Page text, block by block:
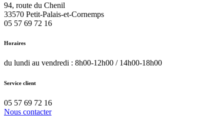
94, route du Chenil
33570 Petit-Palais-et-Cornemps
05 57 69 72 16
Horaires
du lundi au vendredi : 8h00-12h00 / 14h00-18h00
Service client
05 57 69 72 16
Nous contacter